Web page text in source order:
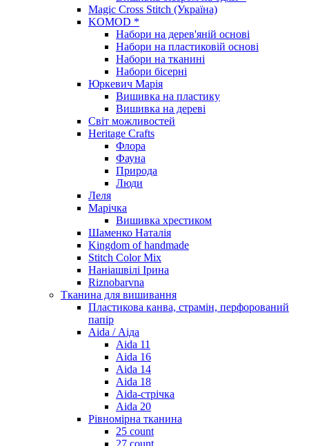
Magic Cross Stitch (Україна)
KOMOD *
Набори на дерев'яній основі
Набори на пластиковій основі
Набори на тканині
Набори бісерні
Юркевич Марія
Вишивка на пластику
Вишивка на дереві
Світ можливостей
Heritage Crafts
Флора
Фауна
Природа
Люди
Леля
Марічка
Вишивка хрестиком
Шаменко Наталія
Kingdom of handmade
Stitch Color Mix
Наніашвілі Ірина
Riznobarvna
Тканина для вишивання
Пластикова канва, страмін, перфорований
папір
Aida / Аіда
Aida 11
Aida 16
Aida 14
Aida 18
Aida-стрічка
Aida 20
Рівномірна тканина
25 count
27 count